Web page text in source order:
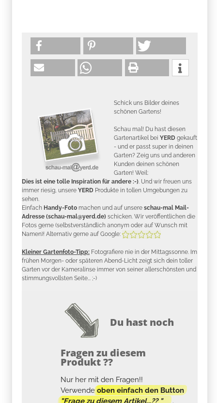
Schick uns Bilder deines
schönen Gartens!
Schau mal! Du hast diesen
Gartenartikel bei YERD gekauft
- und er passt super in deinen
Garten? Zeig uns und anderen
Kunden deinen schönen
Garten! Weil:
Dies ist eine tolle Inspiration für andere :-) . Und wir freuen uns
immer riesig, unsere YERD Produkte in tollen Umgebungen zu
sehen.
Einfach Handy-Foto machen und auf unsere schau-mal Mail-
Adresse (schau-mal@yerd.de) schicken. Wir veröffentlichen die
Fotos gerne (selbstverständlich anonym oder auf Wunsch mit
Namen)! Alternativ gerne auf Google:
Kleiner Gartenfoto-Tipp: Fotografiere nie in der Mittagssonne. Im
frühen Morgen- oder späteren Abend-Licht zeigt sich dein toller
Garten vor der Kameralinse immer von seiner allerschönsten und
stimmungsvollsten Seite... ;-)
Du hast noch
Fragen zu diesem
Produkt ??
Nur her mit den Fragen!!
Verwendeoben einfach den Button
"Frage zu diesem Artikel...?? "
.